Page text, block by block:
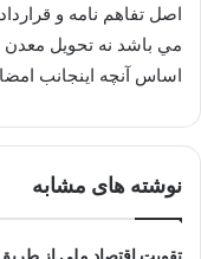
اصل تفاهم نامه و
اساس آنچه اينجانب
نوشته های مشابه
تقویت اقتصاد ملی از طریق